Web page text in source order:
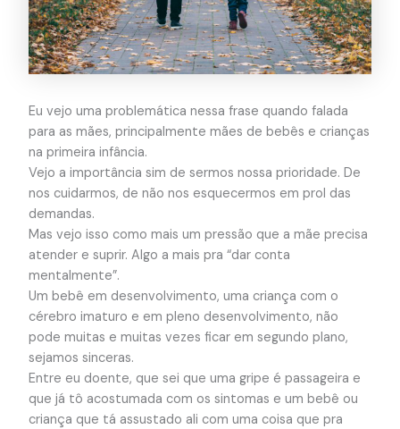
Eu vejo uma problemática nessa frase quando falada
para as mães, principalmente mães de bebês e crianças
na primeira infância.
Vejo a importância sim de sermos nossa prioridade. De
nos cuidarmos, de não nos esquecermos em prol das
demandas.
Mas vejo isso como mais um pressão que a mãe precisa
atender e suprir. Algo a mais pra “dar conta
mentalmente”.
Um bebê em desenvolvimento, uma criança com o
cérebro imaturo e em pleno desenvolvimento, não
pode muitas e muitas vezes ficar em segundo plano,
sejamos sinceras.
Entre eu doente, que sei que uma gripe é passageira e
que já tô acostumada com os sintomas e um bebê ou
criança que tá assustado ali com uma coisa que pra